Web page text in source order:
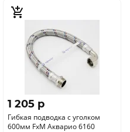
1 205 p
Гибкая подводка с уголком
600мм FxM Акварио 6160